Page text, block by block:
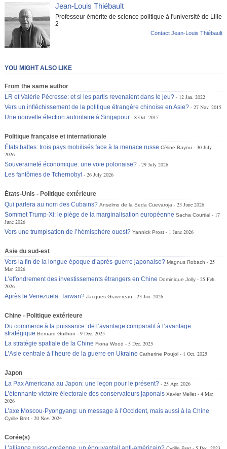
Jean-Louis Thiébault
Professeur émérite de science politique à l'université de Lille
2
Contact Jean-Louis Thiébault
YOU MIGHT ALSO LIKE
From the same author
LR et Valérie Pécresse: et si les partis revenaient dans le jeu?
12 Jan. 2022
Vers un infléchissement de la politique étrangère chinoise en Asie?
27 Nov. 2015
Une nouvelle élection autoritaire à Singapour
8 Oct. 2015
Politique française et internationale
États baltes: trois pays mobilisés face à la menace russe Céline Bayou
30 July
2026
Souveraineté économique: une voie polonaise?
29 July 2026
Les fantômes de Tchernobyl
26 July 2026
États-Unis - Politique extérieure
Qui parlera au nom des Cubains? Anselmo de la Seda Cuevaroja
23 June 2026
Sommet Trump-Xi: le piège de la marginalisation européenne Sacha Courtial
17
June 2026
Vers une trumpisation de l’hémisphère ouest? Yannick Prost 1 June 2026
Asie du sud-est
Vers la fin de la longue époque d’après-guerre japonaise? Magnus Robach
25
Mar. 2026
L’effondrement des investissements étrangers en Chine Dominique Jolly
25 Feb.
2026
Après le Venezuela: Taïwan? Jacques Gravereau 23 Jan. 2026
Chine - Politique extérieure
Du commerce à la puissance: de l’avantage comparatif à l’avantage
stratégique Bernard Guilhon
9 Dec. 2025
La stratégie spatiale de la Chine Fiona Wood
5 Dec. 2025
L’Asie centrale à l’heure de la guerre en UkraineCatherine Poujol 1 Oct. 2025
Japon
La Pax Americana au Japon: une leçon pour le présent?
25 Apr. 2026
L’étonnante victoire électorale des conservateurs japonais Xavier Mellet
4 Mar.
2026
L’axe Moscou-Pyongyang: un message à l’Occident, mais aussi à la Chine
Cyrille Bret 20 Nov. 2024
Corée(s)